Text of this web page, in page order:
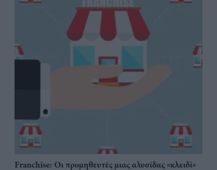
Franchise: Οι προμηθευτές μιας αλυσίδας «κλειδί»